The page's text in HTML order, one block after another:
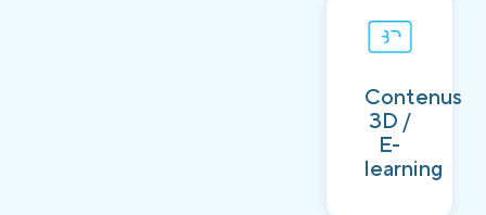
Contenus
3D /
E-
learning
Découvrir